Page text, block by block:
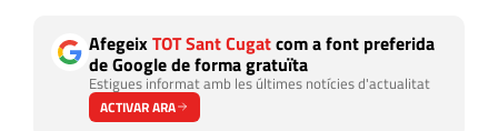
AfegeixTOT Sant Cugatcom a font preferida
de Google de forma gratuïta
Estigues informat amb les últimes notícies d'actualitat
ACTIVAR ARA